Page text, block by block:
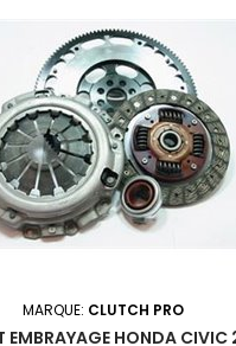
MARQUE: CLUTCH PRO
EMBRAYAGE HONDA CIVIC